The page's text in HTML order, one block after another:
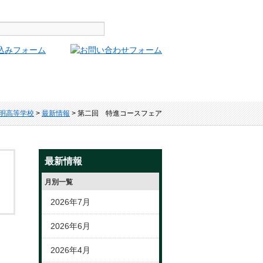
高等学校 > 最新情報 > 第二回 特進コースフェア
最新情報
月別一覧
2026年7月
2026年6月
2026年4月